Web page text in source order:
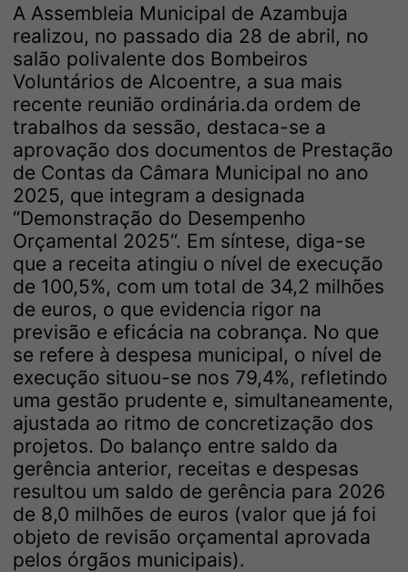
A Assembleia Municipal de Azambuja
realizou, no passado dia 28 de abril, no
salão polivalente dos Bombeiros
Voluntários de Alcoentre, a sua mais
recente reunião ordinária.da ordem de
trabalhos da sessão, destaca-se a
aprovação dos documentos de Prestação
de Contas da Câmara Municipal no ano
2025, que integram a designada
“Demonstração do Desempenho
Orçamental 2025“. Em síntese, diga-se
que a receita atingiu o nível de execução
de 100,5%, com um total de 34,2 milhões
de euros, o que evidencia rigor na
previsão e eficácia na cobrança. No que
se refere à despesa municipal, o nível de
execução situou-se nos 79,4%, refletindo
uma gestão prudente e, simultaneamente,
ajustada ao ritmo de concretização dos
projetos. Do balanço entre saldo da
gerência anterior, receitas e despesas
resultou um saldo de gerência para 2026
de 8,0 milhões de euros (valor que já foi
objeto de revisão orçamental aprovada
pelos órgãos municipais).